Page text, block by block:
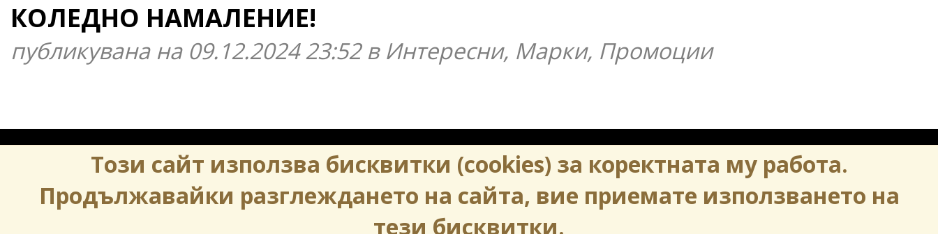
КОЛЕДНО НАМАЛЕНИЕ!
публикувана на 09.12.2024 23:52 в Интересни, Марки, Промоции
© 2026 Contrabanda
Всички права запазени
Този сайт използва бисквитки (cookies) за коректната му работа.
Продължавайки разглеждането на сайта, вие приемате използването на
тези бисквитки.